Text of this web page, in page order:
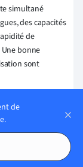
simultané
des capacités
de
bonne
sont
écoute
et traduit
entendent
de